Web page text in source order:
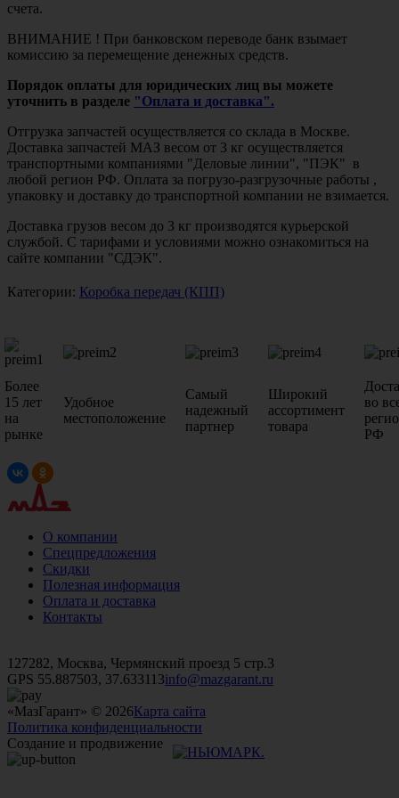
счета.
ВНИМАНИЕ ! При банковском переводе банк взымает
комиссию за перемещение денежных средств.
Порядок оплаты для юридических лиц вы можете
уточнить в разделе "Оплата и доставка".
Отгрузка запчастей осуществляется со склада в Москве.
Доставка запчастей МАЗ весом от 3 кг осуществляется
транспортными компаниями "Деловые линии", "ПЭК" в
любой регион РФ. Оплата за погрузо-разгрузочные работы ,
упаковку и доставку до транспортной компании не взимается.
Доставка грузов весом до 3 кг производятся курьерской
службой. С тарифами и условиями можно ознакомиться на
сайте компании "СДЭК".
Категории: Коробка передач (КПП)
Более
15 лет
на
рынке
Удобное
местоположение
Самый
надежный
партнер
Широкий
ассортимент
товара
во
РФ
О компании
Спецпредложения
Скидки
Полезная информация
Оплата и доставка
Контакты
127282, Москва, Чермянский проезд 5 стр.3
GPS 55.887503, 37.633113info@mazgarant.ru
«МазГарант» © 2026Карта сайта
Политика конфиденциальности
Создание и продвижение